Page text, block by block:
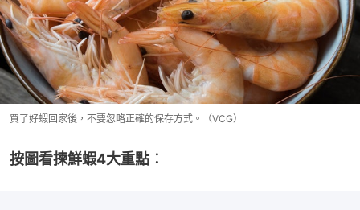
買了好蝦回家後，不要忽略正確的保存方式。（VCG）
按圖看揀鮮蝦4大重點︰